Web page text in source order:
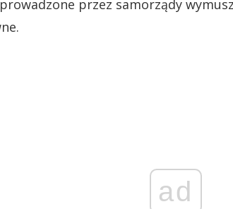
przez samorządy
ad